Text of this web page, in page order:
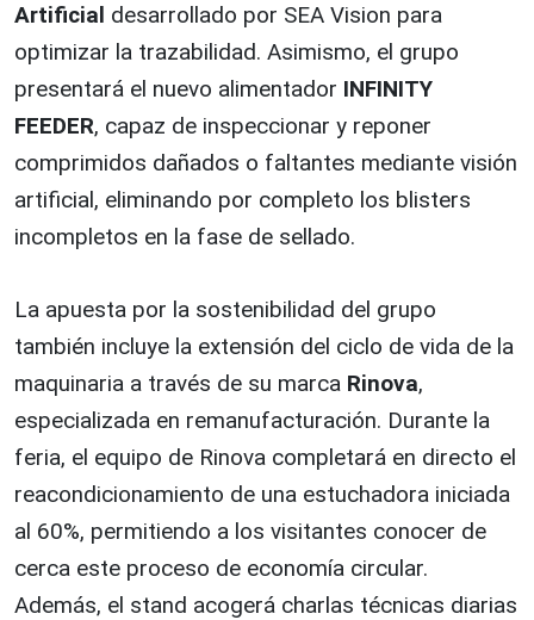
Artificial desarrollado por SEA Vision para
optimizar la trazabilidad. Asimismo, el grupo
presentará el nuevo alimentador INFINITY
FEEDER, capaz de inspeccionar y reponer
comprimidos dañados o faltantes mediante visión
artificial, eliminando por completo los blisters
incompletos en la fase de sellado.
La apuesta por la sostenibilidad del grupo
también incluye la extensión del ciclo de vida de la
maquinaria a través de su marca Rinova,
especializada en remanufacturación. Durante la
feria, el equipo de Rinova completará en directo el
reacondicionamiento de una estuchadora iniciada
al 60%, permitiendo a los visitantes conocer de
cerca este proceso de economía circular.
Además, el stand acogerá charlas técnicas diarias